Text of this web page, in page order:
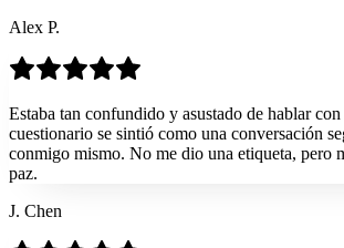
Alex P.
Estaba tan confundido y asustado de hablar
cuestionario se sintió como una conversación
conmigo mismo. No me dio una etiqueta, pero
paz.
J. Chen